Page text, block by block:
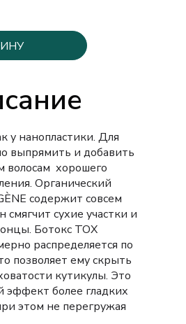
у нанопластики. Для
выпрямить и добавить
волосам хорошего
Органический
содержит совсем
смягчит сухие участки и
Ботокс TOX
распределяется по
позволяет ему скрыть
кутикулы. Это
эффект более гладких
этом не перегружая